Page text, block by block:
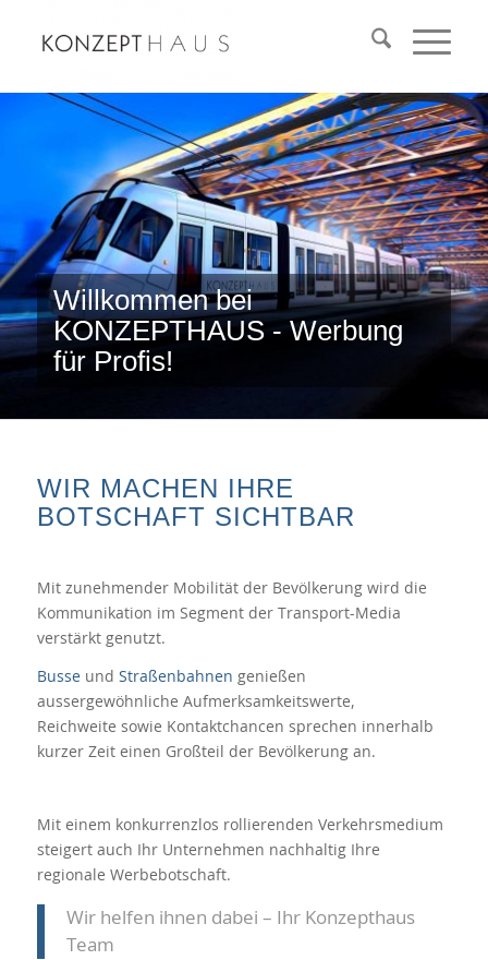
Willkommen bei
KONZEPTHAUS - Werbung
für Profis!
WIR MACHEN IHRE
BOTSCHAFT SICHTBAR
Mit zunehmender Mobilität der Bevölkerung wird die
Kommunikation im Segment der Transport-Media
verstärkt genutzt.
Busseund Straßenbahnen genießen
aussergewöhnliche Aufmerksamkeitswerte,
Reichweite sowie Kontaktchancen sprechen innerhalb
kurzer Zeit einen Großteil der Bevölkerung an.
Mit einem konkurrenzlos rollierenden Verkehrsmedium
steigert auch Ihr Unternehmen nachhaltig Ihre
regionale Werbebotschaft.
Wir helfen ihnen dabei – Ihr Konzepthaus
Team